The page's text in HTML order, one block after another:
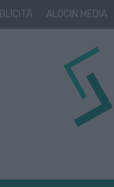
ALOCIN MEDIA